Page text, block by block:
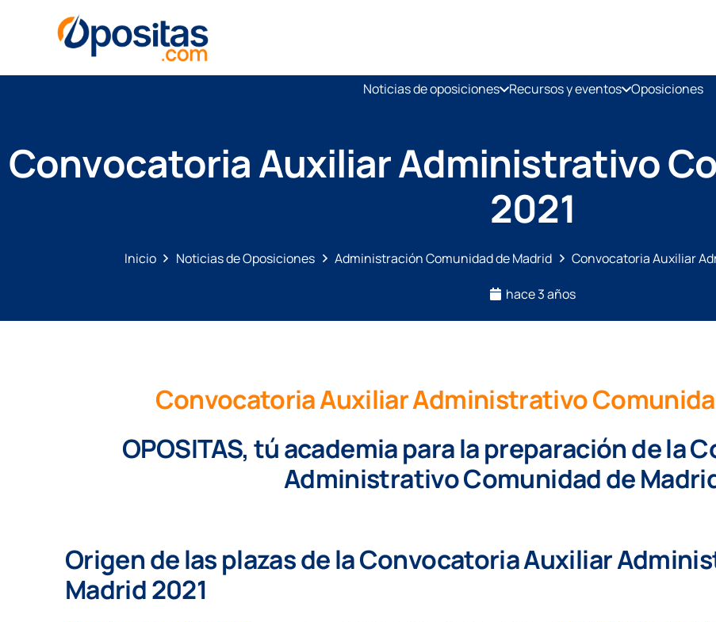
Noticias de oposiciones Recursos y eventos Oposiciones
Convocatoria Auxiliar Administrativo
2021
Inicio Noticias de Oposiciones Administración Comunidad de Madrid Convocatoria Auxiliar
hace 3 años
Convocatoria Auxiliar Administrativo
OPOSITAS, tú academia para la preparación de la
Administrativo Comunidad de
Origen de las plazas de la Convocatoria Auxiliar
Madrid 2021